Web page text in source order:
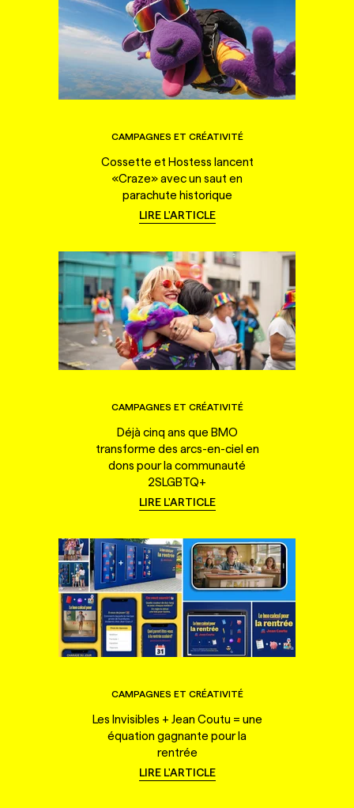
CAMPAGNES ET CRÉATIVITÉ
Cossette et Hostess lancent
«Craze» avec un saut en
parachute historique
LIRE L'ARTICLE
CAMPAGNES ET CRÉATIVITÉ
Déjà cinq ans que BMO
transforme des arcs-en-ciel en
dons pour la communauté
2SLGBTQ+
LIRE L'ARTICLE
CAMPAGNES ET CRÉATIVITÉ
Les Invisibles + Jean Coutu = une
équation gagnante pour la
rentrée
LIRE L'ARTICLE